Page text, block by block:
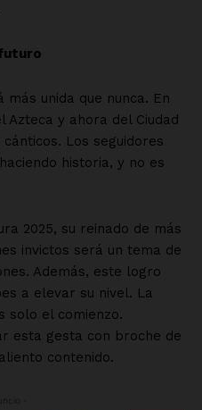
unida que nunca. En
y ahora del Ciudad
Los seguidores
historia, y no es
2025, su reinado de más
invictos será un tema de
Además, este logro
a elevar su nivel. La
solo el comienzo.
esta gesta con broche de
contenido.